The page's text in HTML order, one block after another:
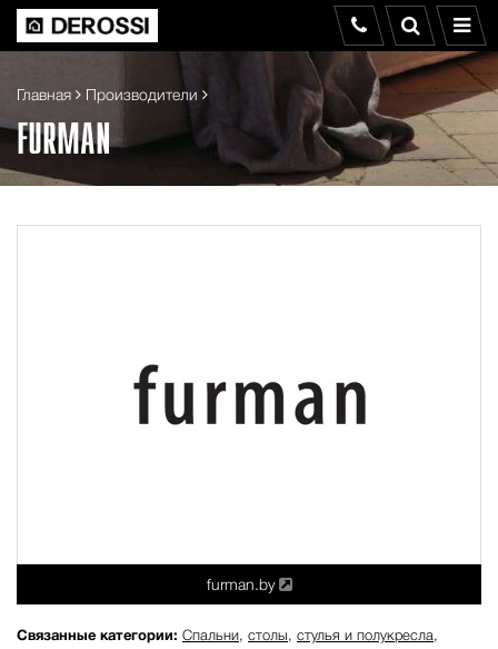
Главная Производители
FURMAN
furman.by
Связанные категории: Спальни, столы, стулья и полукресла,